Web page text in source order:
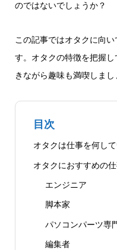
のではないでしょうか？
この記事ではオタクに向
す。オタクの特徴を把握
きながら趣味も満喫しまし
目次
オタクは仕事を何し
オタクにおすすめの
エンジニア
脚本家
パソコンパーツ専
編集者